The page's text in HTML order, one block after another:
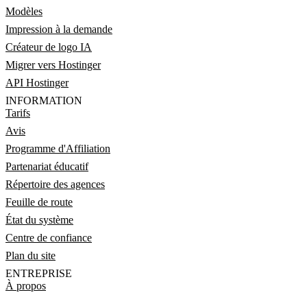
Modèles
Impression à la demande
Créateur de logo IA
Migrer vers Hostinger
API Hostinger
INFORMATION
Tarifs
Avis
Programme d'Affiliation
Partenariat éducatif
Répertoire des agences
Feuille de route
État du système
Centre de confiance
Plan du site
ENTREPRISE
À propos